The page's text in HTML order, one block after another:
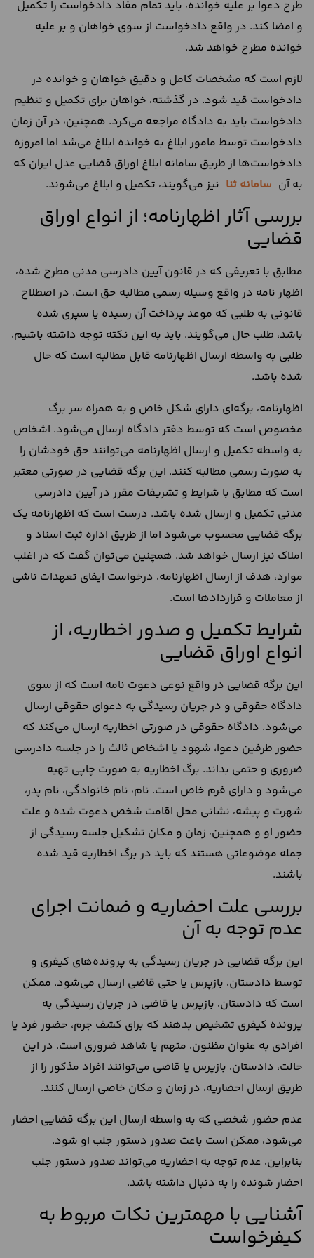
طرح دعوا بر علیه خوانده، باید تمام مفاد دادخواست را تکمیل
و امضا کند. در واقع دادخواست از سوی خواهان و بر علیه
خوانده مطرح خواهد شد.
لازم است که مشخصات کامل و دقیق خواهان و خوانده در
دادخواست قید شود. در گذشته، خواهان برای تکمیل و تنظیم
دادخواست باید به دادگاه مراجعه می‌کرد. همچنین، در آن زمان
دادخواست توسط مامور ابلاغ به خوانده ابلاغ می‌شد اما امروزه
دادخواست‌ها از طریق سامانه ابلاغ اوراق قضایی عدل ایران که
به آن سامانه ثنا نیز می‌گویند، تکمیل و ابلاغ می‌شوند.
بررسی آثار اظهارنامه؛ از انواع اوراق
قضایی
مطابق با تعریفی که در قانون آیین دادرسی مدنی مطرح شده،
اظهار نامه در واقع وسیله رسمی مطالبه حق است. در اصطلاح
قانونی به طلبی که موعد پرداخت آن رسیده یا سپری شده
باشد، طلب حال می‌‌گویند. باید به این نکته توجه داشته باشیم،
طلبی به واسطه ارسال اظهارنامه قابل مطالبه است که حال
شده باشد.
اظهارنامه، برگه‌ای دارای شکل خاص و به همراه سر برگ
مخصوص است که توسط دفتر دادگاه ارسال می‌شود. اشخاص
به واسطه تکمیل و ارسال اظهارنامه می‌توانند حق خودشان را
به صورت رسمی مطالبه کنند. این برگه قضایی در صورتی معتبر
است که مطابق با شرایط و تشریفات مقرر در آیین دادرسی
مدنی تکمیل و ارسال شده باشد. درست است که اظهارنامه یک
برگه قضایی محسوب می‌شود اما از طریق اداره ثبت اسناد و
املاک نیز ارسال خواهد شد. همچنین می‌توان گفت که در اغلب
موارد، هدف از ارسال اظهارنامه، درخواست ایفای تعهدات ناشی
از معاملات و قراردادها است.
شرایط تکمیل و صدور اخطاریه، از
انواع اوراق قضایی
این برگه قضایی در واقع نوعی دعوت نامه است که از سوی
دادگاه حقوقی و در جریان رسیدگی به دعوای حقوقی ارسال
می‌شود. دادگاه حقوقی در صورتی اخطاریه ارسال می‌کند که
حضور طرفین دعوا، شهود یا اشخاص ثالث را در جلسه دادرسی
ضروری و حتمی بداند. برگ اخطاریه به صورت چاپی تهیه
می‌شود و دارای فرم خاص است. نام، نام خانوادگی، نام پدر،
شهرت و پیشه، نشانی محل اقامت شخص دعوت شده و علت
حضور او و همچنین، زمان و مکان تشکیل جلسه رسیدگی از
جمله موضوعاتی هستند که باید در برگ اخطاریه قید شده
باشند.
بررسی علت احضاریه و ضمانت اجرای
عدم توجه به آن
این برگه قضایی در جریان رسیدگی به پرونده‌های کیفری و
توسط دادستان، بازپرس یا حتی قاضی ارسال می‌شود. ممکن
است که دادستان، بازپرس یا قاضی در جریان رسیدگی به
پرونده کیفری تشخیص بدهند که برای کشف جرم، حضور فرد یا
افرادی به عنوان مظنون، متهم یا شاهد ضروری است. در این
حالت، دادستان، بازپرس یا قاضی می‌توانند افراد مذکور را از
طریق ارسال احضاریه، در زمان و مکان خاصی ارسال کنند.
عدم حضور شخصی که به واسطه ارسال این برگه قضایی احضار
می‌شود، ممکن است باعث صدور دستور جلب او شود.
بنابراین، عدم توجه به احضاریه می‌تواند صدور دستور جلب
احضار شونده را به دنبال داشته باشد.
آشنایی با مهمترین نکات مربوط به
کیفرخواست